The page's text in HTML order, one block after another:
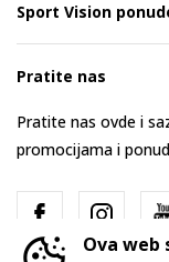
Sport Vision
Pratite nas
Pratite nas ovde i
promocijama i
Ova